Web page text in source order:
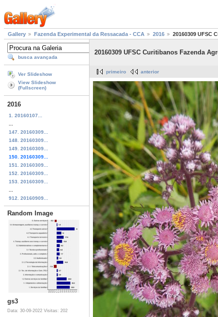
Gallery Fazenda Experimental da Ressacada - CCA 2016 20160309 UFSC
busca avançada
Ver Slideshow
View Slideshow
(Fullscreen)
2016
1. 20160107...
147. 20160309...
148. 20160309...
149. 20160309...
150. 20160309...
151. 20160309...
152. 20160309...
153. 20160309...
912. 20160909...
Random Image
gs3
Data: 30-09-2022 Visitas: 202
20160309 UFSC Curitibanos Fazenda
primeiro anterior